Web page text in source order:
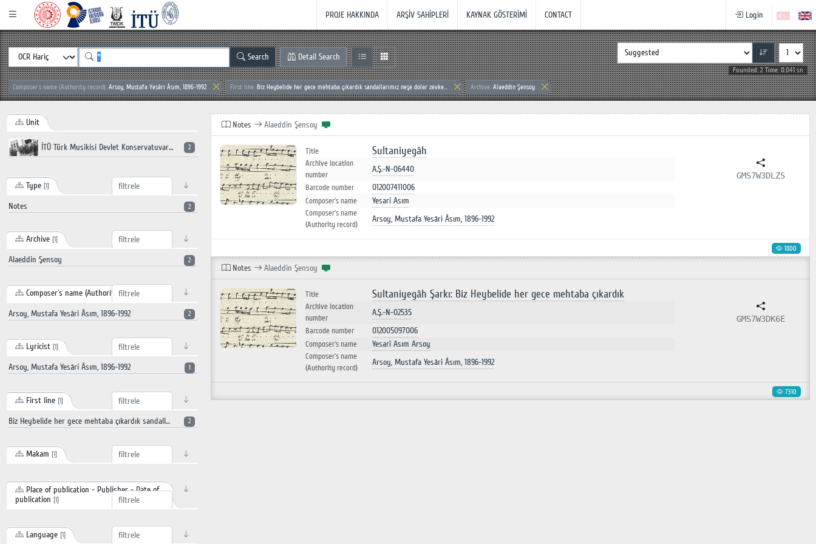
PROJE HAKKINDA ARŞİV SAHİPLERİ KAYNAK GÖSTERİMİ CONTACT Login
Search Detail Search
Composer`s name (Authority record): Arsoy, Mustafa Yesâri Âsım, 1896-1992 First line: Biz Heybelide her gece mehtaba çıkardık sandallarımız neşe dolar zevke... Archive: Alaeddin Şensoy
Founded: 2 Time: 0.041 sn
Unit
İTÜ Türk Musikisi Devlet Konservatuvarı 2
Type [1]
Notes 2
Archive [1]
Alaeddin Şensoy 2
Composer`s name (Authority record)
Arsoy, Mustafa Yesâri Âsım, 1896-1992 2
Lyricist [1]
Arsoy, Mustafa Yesâri Âsım, 1896-1992 1
First line [1]
Biz Heybelide her gece mehtaba çıkardık sandallarımız neşe dolar zevke dalardık saz seslerinin sahile aksettiği demler etrafı bütün şarkı gazellerle yakardık 2
Makam [1]
Place of publication - Publisher - Date of
publication [1]
Language [1]
Notes Alaeddin Şensoy
Title Sultaniyegâh
Archive location
number
A.Ş.-N-06440
Barcode number 012007411006
Composer`s name Yesari Asım
Composer`s name
(Authority record)
Arsoy, Mustafa Yesâri Âsım, 1896-1992
GMS7W3DLZS
1800
Notes Alaeddin Şensoy
Title Sultaniyegâh Şarkı: Biz Heybelide her gece mehtaba çıkardık
Archive location
number
A.Ş.-N-02535
Barcode number 012005097006
Composer`s name Yesarî Asım Arsoy
Composer`s name
(Authority record)
Arsoy, Mustafa Yesâri Âsım, 1896-1992
GMS7W3DK6E
7310